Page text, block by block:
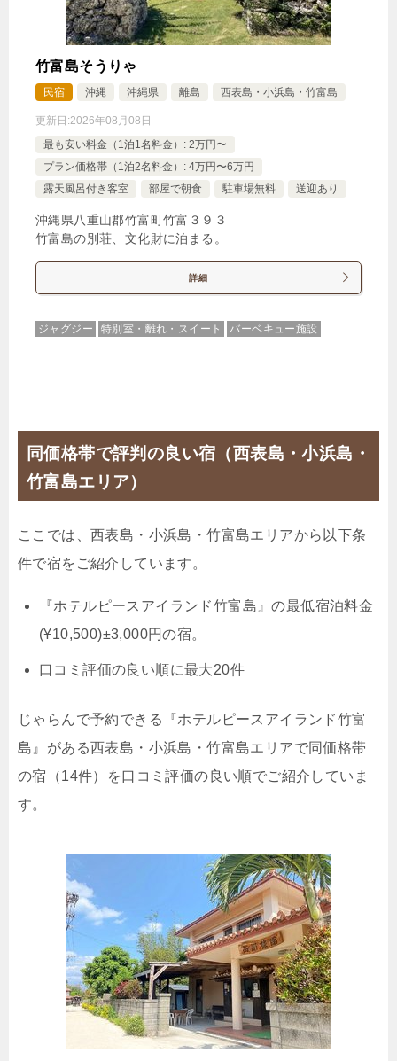
13,500円【禁煙】トリプルルーム約26平米
★【先得28】早めの予約がお得♪ 【朝夕食付き】
ツイン 🍴朝食・夕食 IN 15:00- OUT
禁煙ルーム
【禁煙】ツインルーム約26平米
14,500円【禁煙】トリプルルーム約26平米
シンプル朝付き
ツイン 🍴朝食 IN15:00- OUT-11:00 禁煙ルーム
【禁煙】ツインルーム約26平米
1泊 大人1名 合計（税込）
15,500円
【禁煙】ツインルーム約26平米
11,000円 【禁煙】トリプルルーム約26平米
じゃらんで確認する
竹富島そうりゃ
民宿 沖縄 沖縄県 離島 西表島・小浜島・竹富島
更新日:2026年08月08日
最も安い料金（1泊1名料金）: 2万円〜
プラン価格帯（1泊2名料金）: 4万円〜6万円
露天風呂付き客室
部屋で朝食 駐車場無料 送迎あり
沖縄県八重山郡竹富町竹富３９３
竹富島の別荘、文化財に泊まる。
詳細
ジャグジー 特別室・離れ・スイート バーベキュー施設
同価格帯で評判の良い宿（西表島・小浜島・
竹富島エリア）
ここでは、西表島・小浜島・竹富島エリアから以下条
件で宿をご紹介しています。
『ホテルピースアイランド竹富島』の最低宿泊料金
(¥10,500)±3,000円の宿。
口コミ評価の良い順に最大20件
じゃらんで予約できる『ホテルピースアイランド竹富
島』がある西表島・小浜島・竹富島エリアで同価格帯
の宿（14件）を口コミ評価の良い順でご紹介していま
す。